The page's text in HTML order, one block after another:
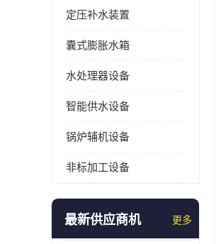
定压补水装置
囊式膨胀水箱
水处理器设备
智能供水设备
锅炉辅机设备
非标加工设备
最新供应商机 更多